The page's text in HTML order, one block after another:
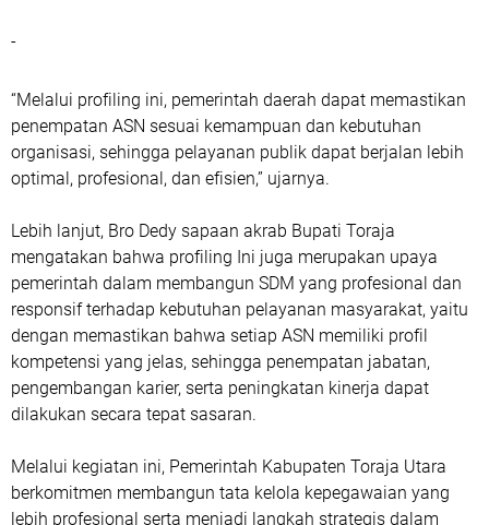
-
“Melalui profiling ini, pemerintah daerah dapat memastikan
penempatan ASN sesuai kemampuan dan kebutuhan
organisasi, sehingga pelayanan publik dapat berjalan lebih
optimal, profesional, dan efisien,” ujarnya.
Lebih lanjut, Bro Dedy sapaan akrab Bupati Toraja
mengatakan bahwa profiling Ini juga merupakan upaya
pemerintah dalam membangun SDM yang profesional dan
responsif terhadap kebutuhan pelayanan masyarakat, yaitu
dengan memastikan bahwa setiap ASN memiliki profil
kompetensi yang jelas, sehingga penempatan jabatan,
pengembangan karier, serta peningkatan kinerja dapat
dilakukan secara tepat sasaran.
Melalui kegiatan ini, Pemerintah Kabupaten Toraja Utara
berkomitmen membangun tata kelola kepegawaian yang
lebih profesional serta menjadi langkah strategis dalam